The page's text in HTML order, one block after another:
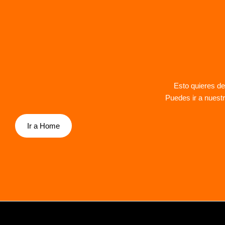
Esto quieres
Puedes ir a
Ir a Home